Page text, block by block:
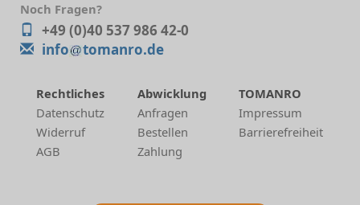
Noch Fragen?
+49 (0)40 537 986 42-0
info
tomanro.de
Rechtliches
Datenschutz
Widerruf
AGB
Abwicklung
Anfragen
Bestellen
Zahlung
TOMANRO
Impressum
Barrierefreiheit